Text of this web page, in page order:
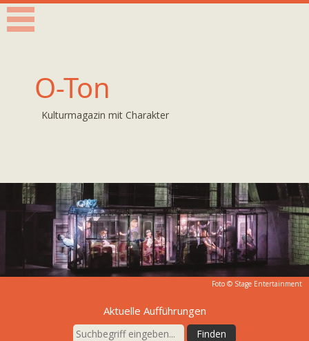
O-Ton
Kulturmagazin mit Charakter
Foto © Stage Entertainment
Aktuelle Aufführungen